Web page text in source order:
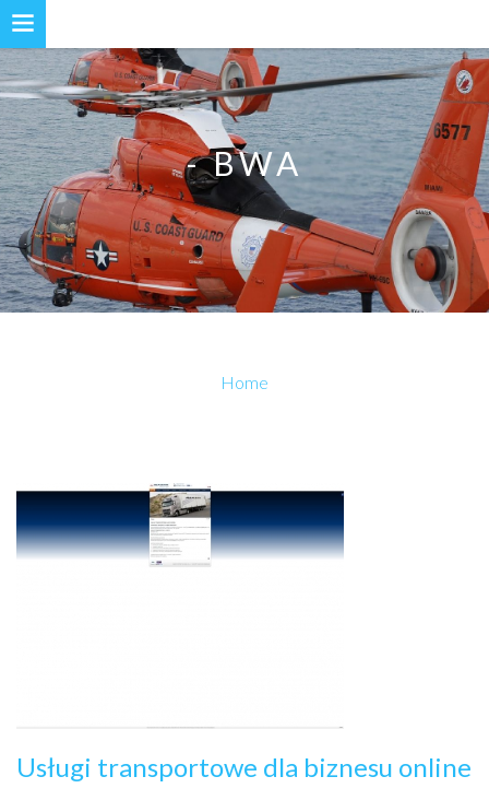
- BWA
Home
Usługi transportowe dla biznesu online